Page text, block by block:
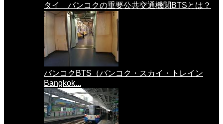
タイ バンコクの重要公共交通機関BTSとは？
バンコクBTS（バンコク・スカイ・トレイン
Bangkok...